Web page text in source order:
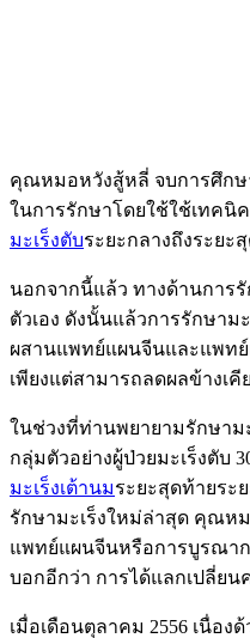
คุณหมอหวังสู้หลี่ จบการศึกษ
ในการรักษาโดยใช้ใช้เทคนิ
มะเร็งตับระยะกลางถึงระย
นอกจากนี้แล้ว ทางด้านการ
ตัวเอง ดังนั้นแล้วการรักษา
ผสานแพทย์แผนจีนและแพท
เพียงแต่สามารถลดผลข้างเ
ในช่วงที่ท่านพยายามรักษาม
กลุ่มตัวอย่างผู้ป่วยมะเร็งตับ
มะเร็งเต้านมระยะสุดท้ายระ
รักษามะเร็งใหม่ล่าสุด คุณหม
แพทย์แผนจีนหรือการบูรณา
บอกอีกว่า การได้แลกเปลี่ย
เมื่อเดือนตุลาคม 2556 เนื่อ